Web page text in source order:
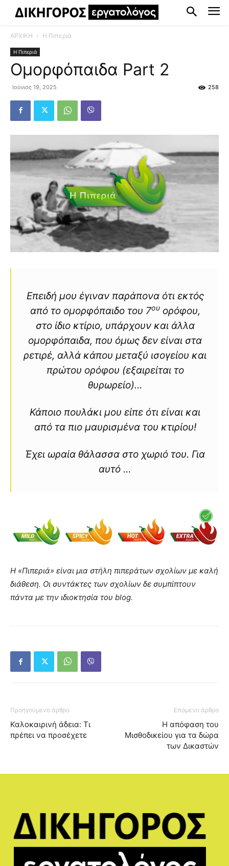
ΑΡΧΙΚΗ Η Πιπεριά
Η Πιπεριά
Ομορφόπαιδα Part 2
Ιούνιος 19, 2025 258
Επειδή μου έγιναν παράπονα ότι εκτός
από το ομορφόπαιδο του 7ουορόφου,
στο ίδιο κτίριο, υπάρχουν και άλλα
ομορφόπαιδα, που όμως δεν είναι στα
ρετιρέ, αλλά κάπου μεταξύ ισογείου και
πρώτου ορόφου (εξαιρείται το
θυρωρείο)…
Κάποιο πουλάκι μου είπε ότι είναι και
από τα πιο μαυρισμένα του κτιρίου!
Έχει ωραία θάλασσα στο χωριό του. Για
αυτό …
Η «Πιπεριά» είναι μια στήλη πιπεράτων σχολίων με καλή
διάθεση. Οι συντάκτες των σχολίων δε συμπίπτουν
πάντα με την ιδιοκτησία του blog.
Προηγούμενο άρθρο
Καλοκαιρινή άδεια: Τι
πρέπει να προσέχετε
Επόμενο άρθρο
Η απόφαση του
Μισθοδικείου για τα δώρα
των Δικαστών